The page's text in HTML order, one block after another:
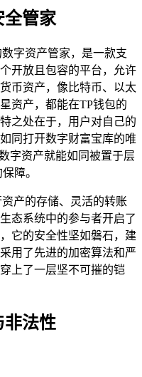
全管家
字资产管家，是一款支
开放且包容的平台，允许
币资产，像比特币、以太
资产，都能在TP钱包的
之处在于，用户对自己的
同打开数字财富宝库的唯
字资产就能如同被置于层
障。
产的存储、灵活的转账
态系统中的参与者开启了
它的安全性坚如磐石，建
用了先进的加密算法和严
上了一层坚不可摧的铠
非法性